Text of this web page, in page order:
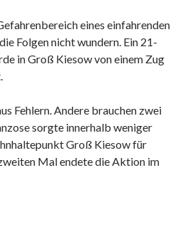
eines einfahrenden
Folgen nicht wundern. Ein 21-
in Groß Kiesow von einem Zug
Fehlern. Andere brauchen zwei
sorgte innerhalb weniger
Groß Kiesow für
Mal endete die Aktion im